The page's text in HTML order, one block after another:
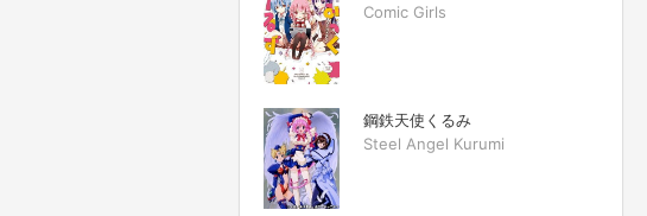
Comic Girls
鋼鉄天使くるみ
Steel Angel Kurumi